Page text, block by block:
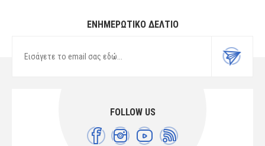
ΕΝΗΜΕΡΩΤΙΚΌ ΔΕΛΤΊΟ
FOLLOW US